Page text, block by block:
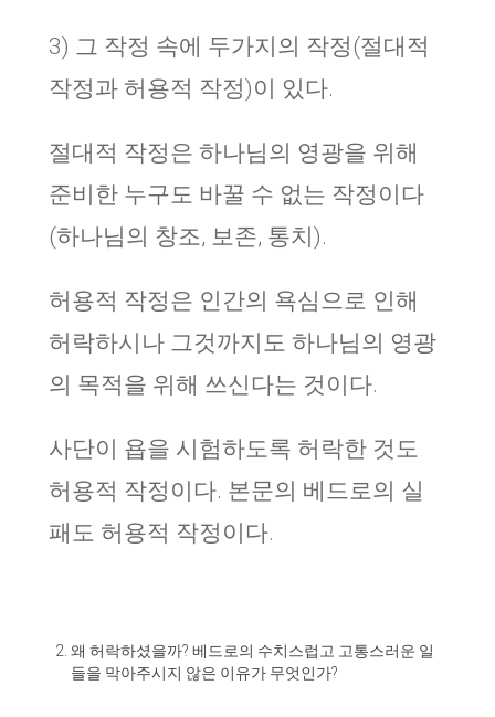
3) 그 작정 속에 두가지의 작정(절대적
작정과 허용적 작정)이 있다.
절대적 작정은 하나님의 영광을 위해
준비한 누구도 바꿀 수 없는 작정이다
(하나님의 창조, 보존, 통치).
허용적 작정은 인간의 욕심으로 인해
허락하시나 그것까지도 하나님의 영광
의 목적을 위해 쓰신다는 것이다.
사단이 욥을 시험하도록 허락한 것도
허용적 작정이다. 본문의 베드로의 실
패도 허용적 작정이다.
왜 허락하셨을까? 베드로의 수치스럽고 고통스러운 일
들을 막아주시지 않은 이유가 무엇인가?